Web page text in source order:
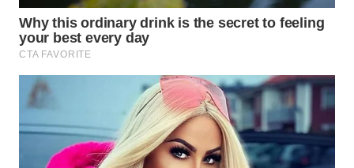
WAHANA
SELEB
PERSONA
WAHANA
OTOMOTIF